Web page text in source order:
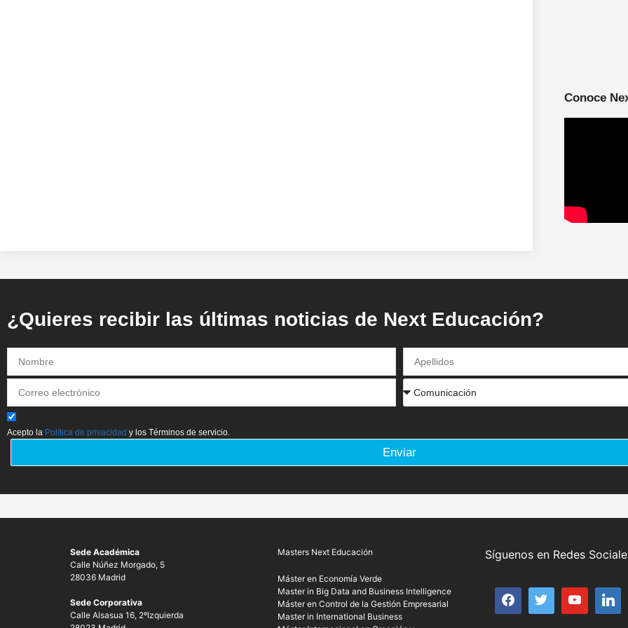
Conoce
¿Quieres recibir las últimas noticias de Next Educación?
Acepto la Política de privacidad y los Términos de servicio.
Enviar
Sede Académica
Calle Núñez Morgado, 5
28036 Madrid
Sede Corporativa
Calle Alsasua 16, 2ºIzquierda
Masters Next Educación
Máster en Economía Verde
Master in Big Data and Business Intelligence
Máster en Control de la Gestión Empresarial
Master in International Business
Síguenos en Redes